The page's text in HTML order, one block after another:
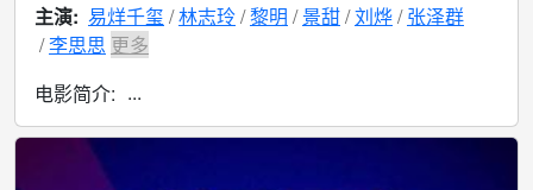
主演: 易烊千玺 林志玲 黎明 景甜 刘烨 张泽群
李思思 更多
电影简介: ...